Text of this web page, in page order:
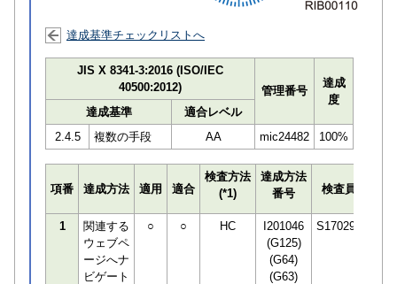
達成基準チェックリストへ
JIS X 8341-3:2016 (ISO/IEC
40500:2012)
管理番号
達成
度
達成基準
適合レベル
2.4.5
複数の手段 AA mic24482 100%
項番 達成方法 適用 適合
検査方法
(*1)
達成方法
番号
検査員
1
関連する
ウェブペ
ージへナ
ビゲート
○ ○ HC
I201046
(G125)
(G64)
(G63)
S170294